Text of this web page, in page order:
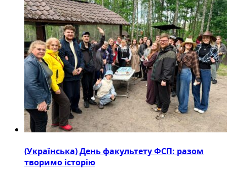
(Українська) День факультету ФСП: разом
творимо історію